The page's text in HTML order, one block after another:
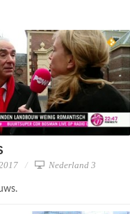
Nederland 3